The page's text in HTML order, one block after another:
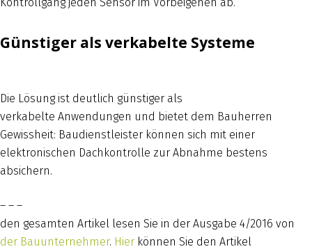
Günstiger als verkabelte Systeme
Die Lösung ist deutlich günstiger als
verkabelte Anwendungen und bietet dem Bauherren
Gewissheit: Baudienstleister können sich mit einer
elektronischen Dachkontrolle zur Abnahme bestens
absichern.
– – –
den gesamten Artikel lesen Sie in der Ausgabe 4/2016 von
der Bauunternehmer. Hier können Sie den Artikel